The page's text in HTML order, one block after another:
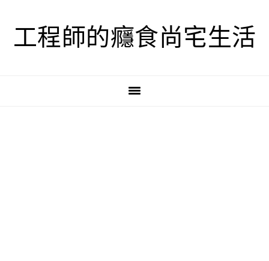
工程師的癮食尚宅生活